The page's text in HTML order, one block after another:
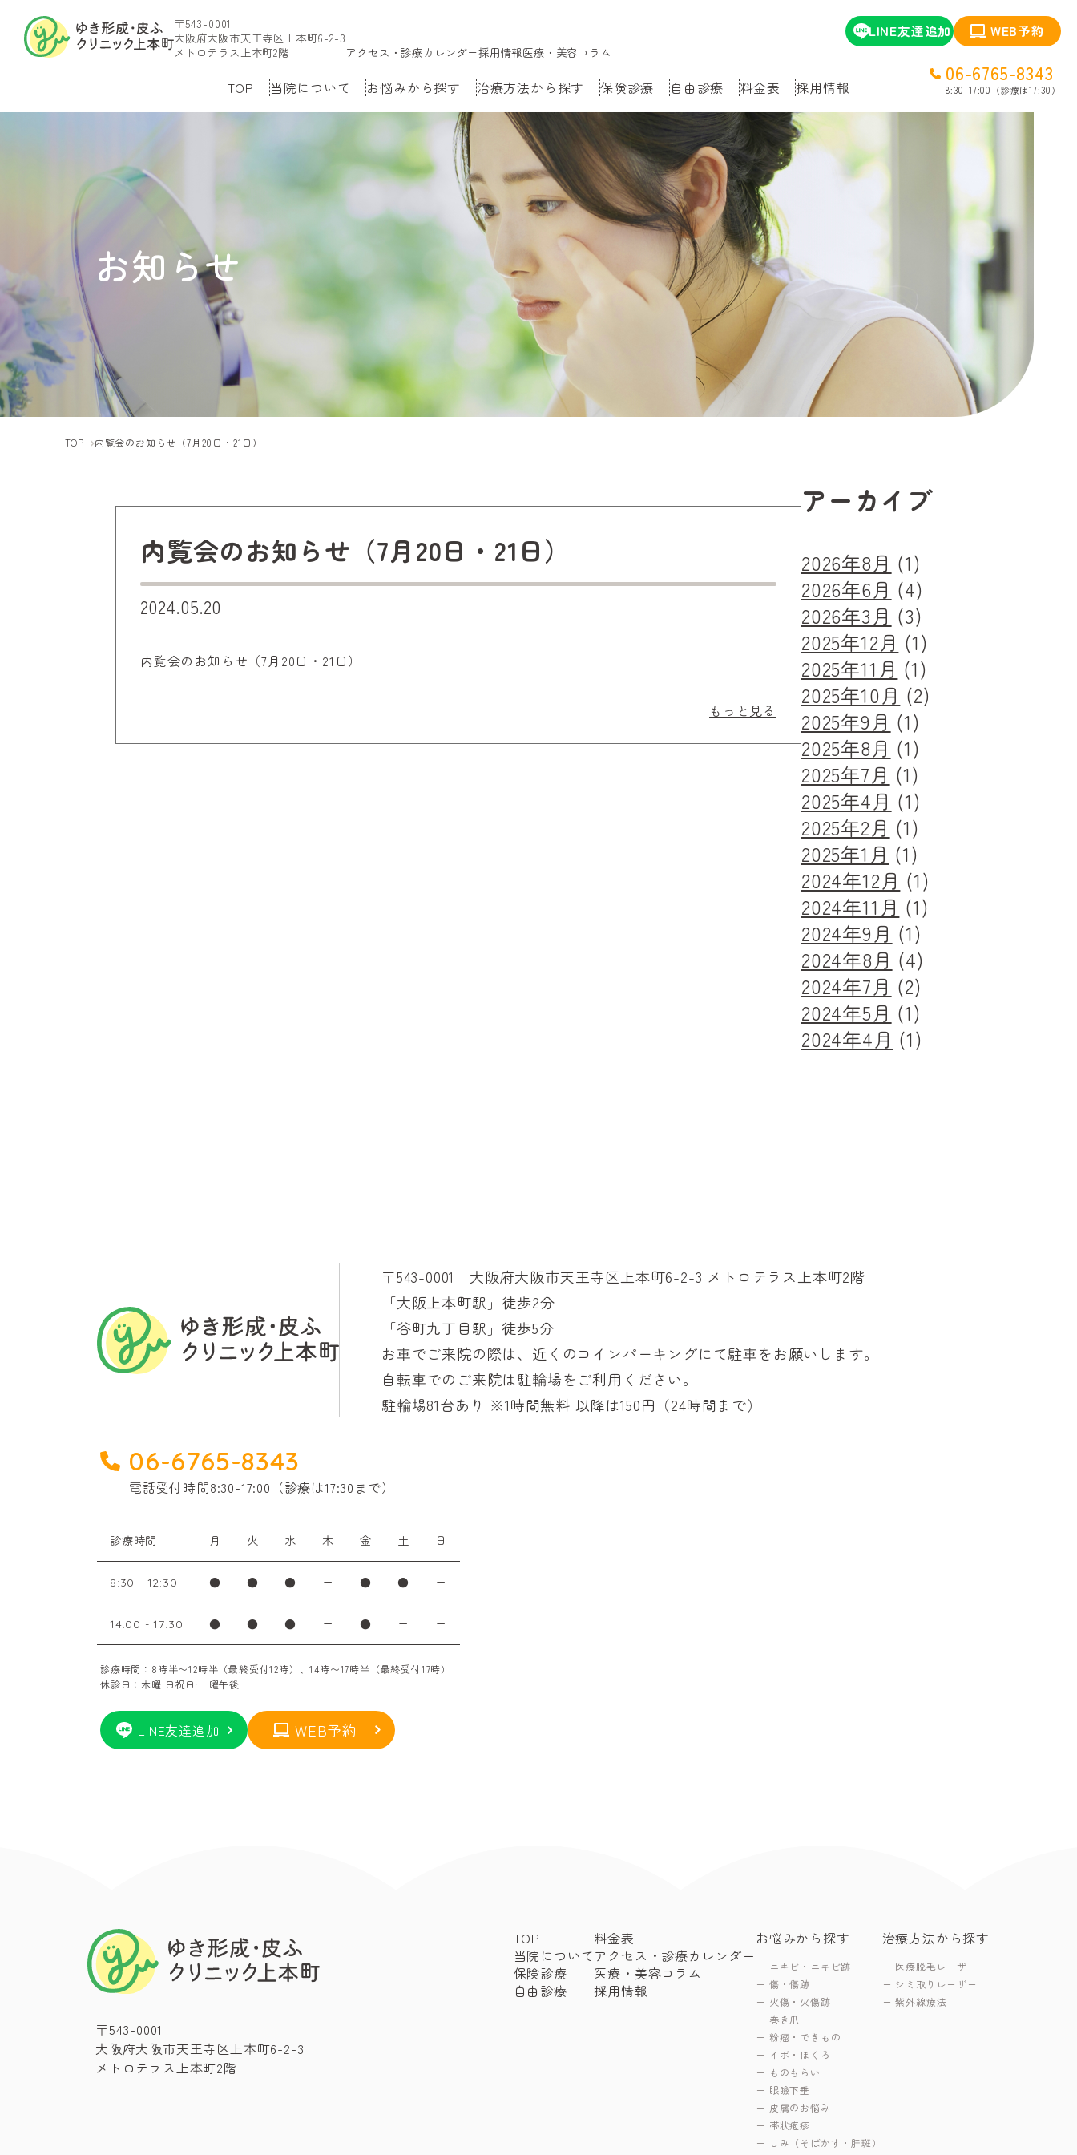
〒543-0001
大阪府大阪市天王寺区上本町6-2-3
メトロテラス上本町2階
アクセス・診療カレンダー採用情報医療・美容コラム
LINE友達追加 WEB予約
TOP 当院について お悩みから探す 治療方法から探す 保険診療 自由診療 料金表 採用情報
06-6765-8343
8:30-17:00（診療は17:30）
お知らせ
TOP 内覧会のお知らせ（7月20日・21日）
内覧会のお知らせ（7月20日・21日）
2024.05.20
内覧会のお知らせ（7月20日・21日）
もっと見る
アーカイブ
2026年8月 (1)
2026年6月 (4)
2026年3月 (3)
2025年12月 (1)
2025年11月 (1)
2025年10月 (2)
2025年9月 (1)
2025年8月 (1)
2025年7月 (1)
2025年4月 (1)
2025年2月 (1)
2025年1月 (1)
2024年12月 (1)
2024年11月 (1)
2024年9月 (1)
2024年8月 (4)
2024年7月 (2)
2024年5月 (1)
2024年4月 (1)
〒543-0001 大阪府大阪市天王寺区上本町6-2-3 メトロテラス上本町2階
「大阪上本町駅」徒歩2分
「谷町九丁目駅」徒歩5分
お車でご来院の際は、近くのコインパーキングにて駐車をお願いします。
自転車でのご来院は駐輪場をご利用ください。
駐輪場81台あり ※1時間無料 以降は150円（24時間まで）
06-6765-8343
電話受付時間8:30-17:00（診療は17:30まで）
診療時間 月 火 水 木 金 土 日
8:30 - 12:30 ● ● ● ー ● ● ー
14:00 - 17:30 ● ● ● ー ● ー ー
診療時間：8時半〜12時半（最終受付12時）、14時〜17時半（最終受付17時）
休診日：木曜·日祝日·土曜午後
LINE友達追加 WEB予約
〒543-0001
大阪府大阪市天王寺区上本町6-2-3
メトロテラス上本町2階
TOP
当院について
保険診療
自由診療
料金表
アクセス・診療カレンダー
医療・美容コラム
採用情報
お悩みから探す
ニキビ・ニキビ跡
傷・傷跡
火傷・火傷跡
巻き爪
粉瘤・できもの
イボ・ほくろ
ものもらい
眼瞼下垂
皮膚のお悩み
帯状疱疹
しみ（そばかす・肝斑）
治療方法から探す
医療脱毛レーザー
シミ取りレーザー
紫外線療法